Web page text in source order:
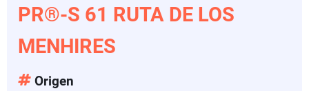
PR®-S 61 RUTA DE LOS
MENHIRES
Origen